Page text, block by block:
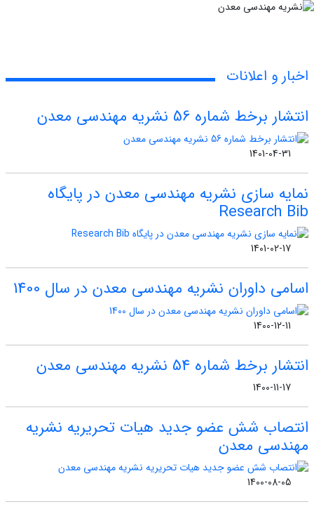
اخبار و اعلانات
انتشار برخط شماره 56 نشریه مهندسی معدن
1401-04-31
نمایه سازی نشریه مهندسی معدن در پایگاه
Research Bib
1401-02-17
اسامی داوران نشریه مهندسی معدن در سال 1400
1400-12-11
انتشار برخط شماره 54 نشریه مهندسی معدن
1400-11-17
انتصاب شش عضو جدید هیات تحریریه نشریه
مهندسی معدن
1400-08-05